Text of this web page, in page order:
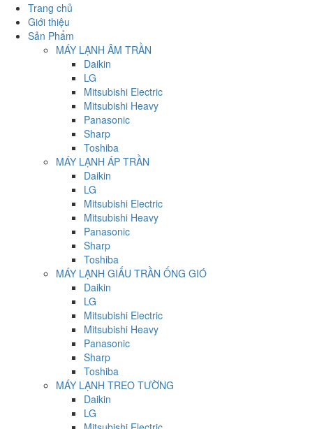
Trang chủ
Giới thiệu
Sản Phẩm
MÁY LẠNH ÂM TRẦN
Daikin
LG
Mitsubishi Electric
Mitsubishi Heavy
Panasonic
Sharp
Toshiba
MÁY LẠNH ÁP TRẦN
Daikin
LG
Mitsubishi Electric
Mitsubishi Heavy
Panasonic
Sharp
Toshiba
MÁY LẠNH GIẤU TRẦN ỐNG GIÓ
Daikin
LG
Mitsubishi Electric
Mitsubishi Heavy
Panasonic
Sharp
Toshiba
MÁY LẠNH TREO TƯỜNG
Daikin
LG